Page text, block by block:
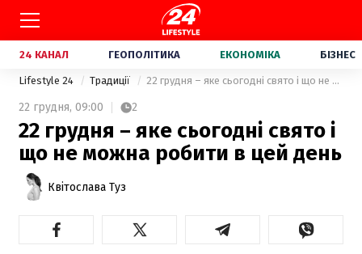
24 КАНАЛ ГЕОПОЛІТИКА ЕКОНОМІКА БІЗНЕС
Lifestyle 24 Традиції 22 грудня – яке сьогодні свято і що не можна робити в цей день
22 грудня, 09:00 2
22 грудня – яке сьогодні свято і
що не можна робити в цей день
Квітослава Туз